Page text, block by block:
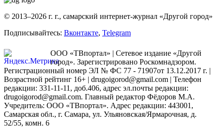
© 2013–2026 г. г., самарский интернет-журнал «Другой город»
Подписывайтесь: Вконтакте, Telegram
ООО «ТВпортал» | Сетевое издание «Другой
город». Зарегистрировано Роскомнадзором.
Регистрационный номер ЭЛ № ФС 77 - 71907от 13.12.2017 г. |
Возрастной рейтинг 16+ | drugoigorod@gmail.com | Телефон
редакции: 331-11-11, доб.406, адрес эл.почты редакции:
drugoigorod@gmail.com. Главный редактор Фёдоров М.А.
Учредитель: ООО «ТВпортал». Адрес редакции: 443001,
Самарская обл., г. Самара, ул. Ульяновская/Ярмарочная, д.
52/55, комн. 6